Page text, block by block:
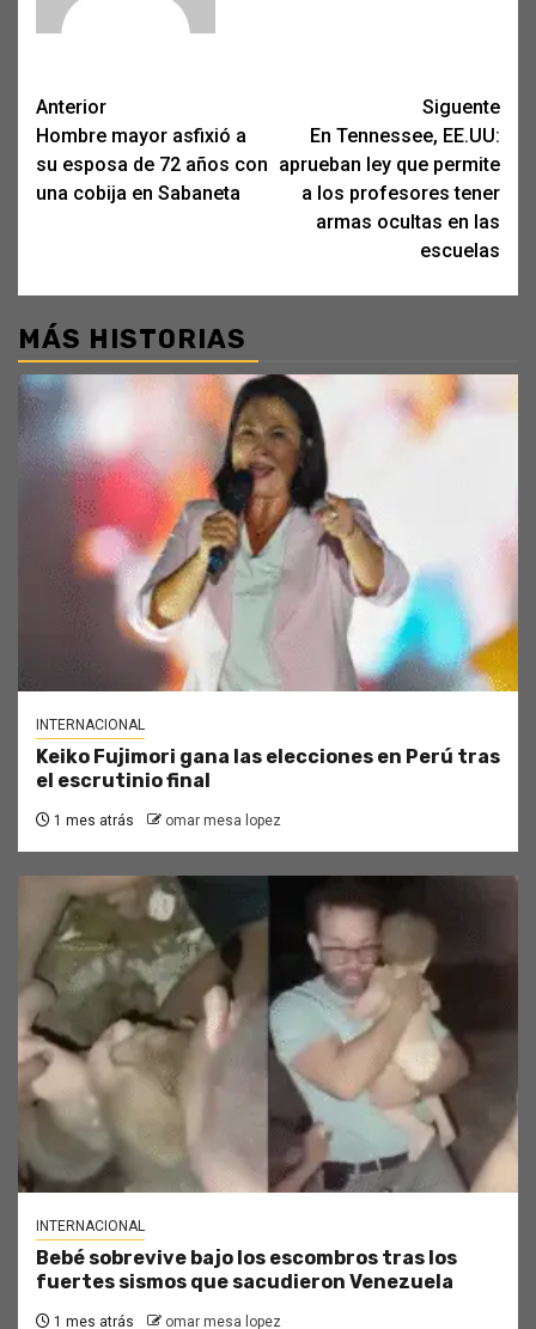
Post
navigation
Anterior
Hombre mayor asfixió a
su esposa de 72 años con
una cobija en Sabaneta
Siguente
En Tennessee, EE.UU:
aprueban ley que permite
a los profesores tener
armas ocultas en las
escuelas
MÁS HISTORIAS
INTERNACIONAL
Keiko Fujimori gana las elecciones en Perú tras
el escrutinio final
1 mes atrás omar mesa lopez
INTERNACIONAL
Bebé sobrevive bajo los escombros tras los
fuertes sismos que sacudieron Venezuela
1 mes atrás omar mesa lopez